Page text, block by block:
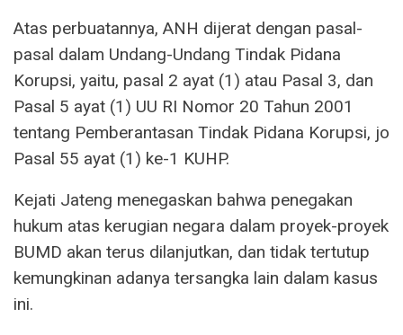
Atas perbuatannya, ANH dijerat dengan pasal-
pasal dalam Undang-Undang Tindak Pidana
Korupsi, yaitu, pasal 2 ayat (1) atau Pasal 3, dan
Pasal 5 ayat (1) UU RI Nomor 20 Tahun 2001
tentang Pemberantasan Tindak Pidana Korupsi, jo
Pasal 55 ayat (1) ke-1 KUHP.
Kejati Jateng menegaskan bahwa penegakan
hukum atas kerugian negara dalam proyek-proyek
BUMD akan terus dilanjutkan, dan tidak tertutup
kemungkinan adanya tersangka lain dalam kasus
ini.